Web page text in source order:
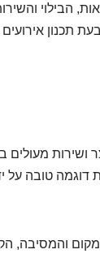
הבילוי
תכנון
ושירות
טובה על
המקום והמסיבה,